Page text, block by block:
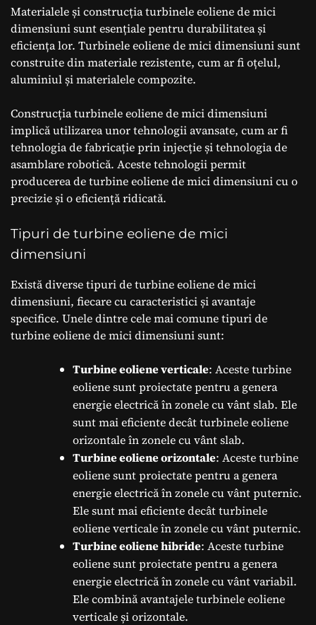
Materialele și construcția turbinele eoliene de mici
dimensiuni sunt esențiale pentru durabilitatea și
eficiența lor. Turbinele eoliene de mici dimensiuni sunt
construite din materiale rezistente, cum ar fi oțelul,
aluminiul și materialele compozite.
Construcția turbinele eoliene de mici dimensiuni
implică utilizarea unor tehnologii avansate, cum ar fi
tehnologia de fabricație prin injecție și tehnologia de
asamblare robotică. Aceste tehnologii permit
producerea de turbine eoliene de mici dimensiuni cu o
precizie și o eficiență ridicată.
Tipuri de turbine eoliene de mici
dimensiuni
Există diverse tipuri de turbine eoliene de mici
dimensiuni, fiecare cu caracteristici și avantaje
specifice. Unele dintre cele mai comune tipuri de
turbine eoliene de mici dimensiuni sunt:
Turbine eoliene verticale: Aceste turbine
eoliene sunt proiectate pentru a genera
energie electrică în zonele cu vânt slab. Ele
sunt mai eficiente decât turbinele eoliene
orizontale în zonele cu vânt slab.
Turbine eoliene orizontale: Aceste turbine
eoliene sunt proiectate pentru a genera
energie electrică în zonele cu vânt puternic.
Ele sunt mai eficiente decât turbinele
eoliene verticale în zonele cu vânt puternic.
Turbine eoliene hibride: Aceste turbine
eoliene sunt proiectate pentru a genera
energie electrică în zonele cu vânt variabil.
Ele combină avantajele turbinele eoliene
verticale și orizontale.